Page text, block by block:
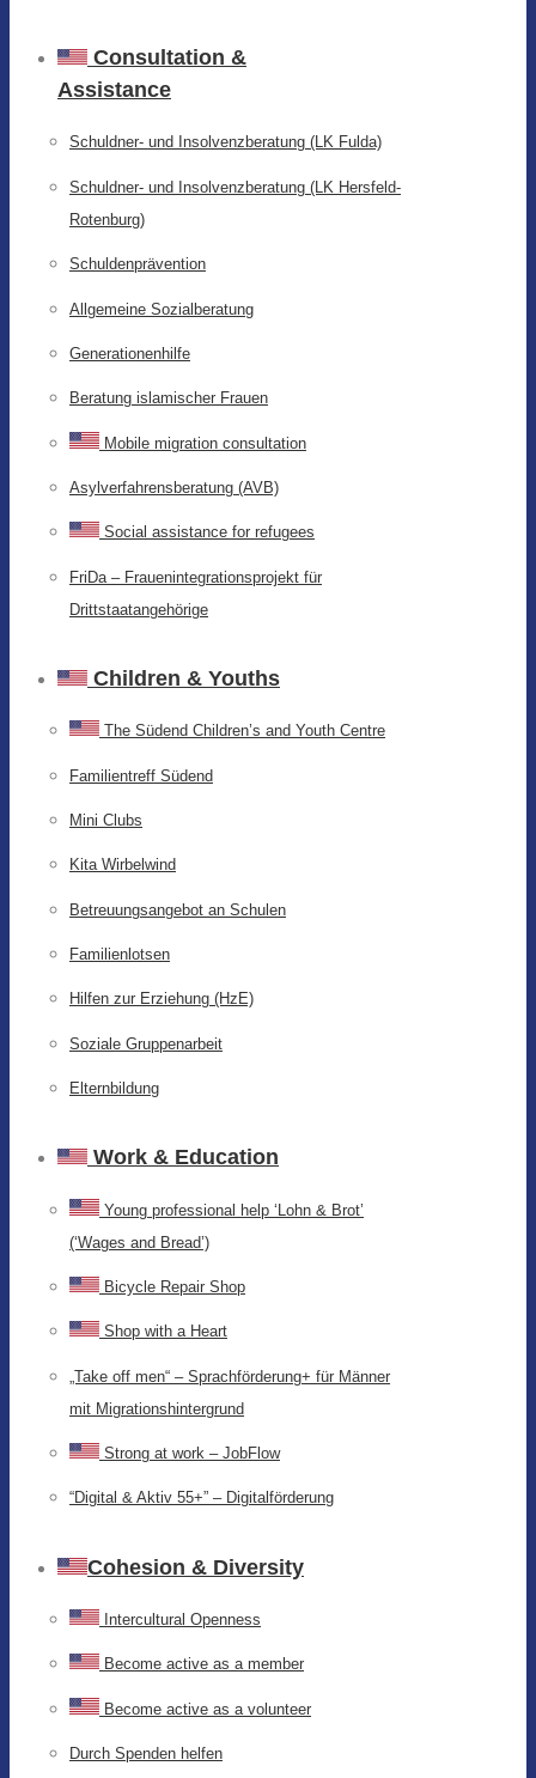
Consultation &
Assistance
Schuldner- und Insolvenzberatung (LK Fulda)
Schuldner- und Insolvenzberatung (LK Hersfeld-
Rotenburg)
Schuldenprävention
Allgemeine Sozialberatung
Generationenhilfe
Beratung islamischer Frauen
Mobile migration consultation
Asylverfahrensberatung (AVB)
Social assistance for refugees
FriDa – Frauenintegrationsprojekt für
Drittstaatangehörige
Children & Youths
The Südend Children’s and Youth Centre
Familientreff Südend
Mini Clubs
Kita Wirbelwind
Betreuungsangebot an Schulen
Familienlotsen
Hilfen zur Erziehung (HzE)
Soziale Gruppenarbeit
Elternbildung
Work & Education
Young professional help ‘Lohn & Brot’
(‘Wages and Bread’)
Bicycle Repair Shop
Shop with a Heart
„Take off men“ – Sprachförderung+ für Männer
mit Migrationshintergrund
Strong at work – JobFlow
“Digital & Aktiv 55+” – Digitalförderung
Cohesion & Diversity
Intercultural Openness
Become active as a member
Become active as a volunteer
Durch Spenden helfen